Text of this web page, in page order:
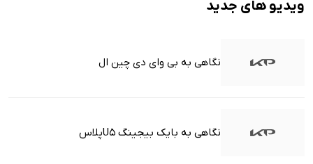
ویدیو های جدید
نگاهی به بی وای دی چین ال
نگاهی به بایک بیجینگ U5پلاس